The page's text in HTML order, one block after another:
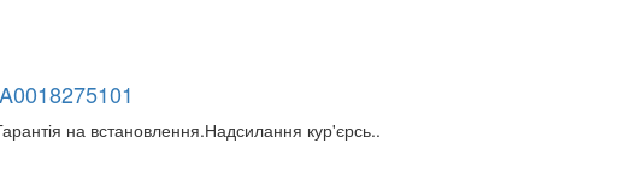
на встановлення.Надсилання кур'єрсь..